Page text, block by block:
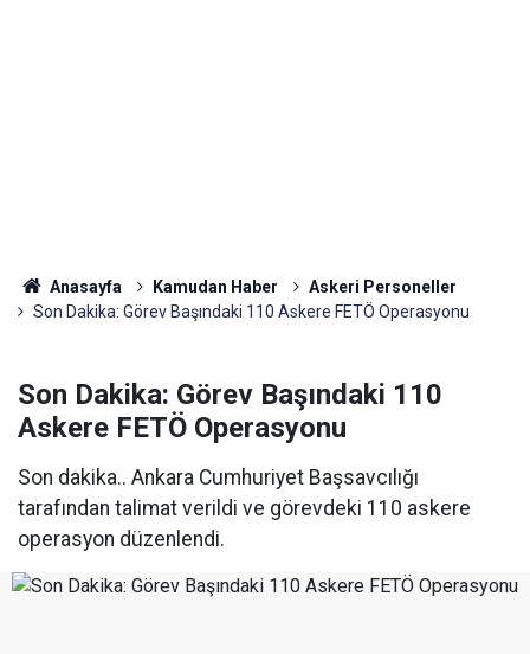
Anasayfa Kamudan Haber
Askeri Personeller
Son Dakika: Görev Başındaki 110 Askere FETÖ Operasyonu
Son Dakika: Görev Başındaki 110
Askere FETÖ Operasyonu
Son dakika.. Ankara Cumhuriyet Başsavcılığı
tarafından talimat verildi ve görevdeki 110 askere
operasyon düzenlendi.